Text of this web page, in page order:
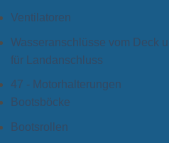
Ventilatoren
Wasseranschlüsse vom Deck
für Landanschluss
47 - Motorhalterungen
Bootsböcke
Bootsrollen